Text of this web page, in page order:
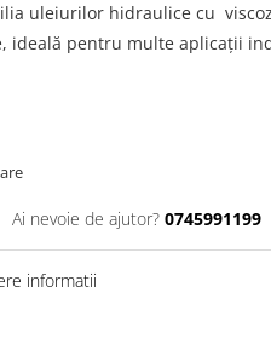
uleiurilor hidraulice cu
ideală pentru multe aplicații
Ai nevoie de ajutor? 0745991199
informatii